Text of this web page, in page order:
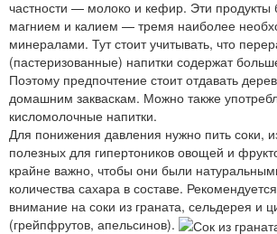
частности — молоко и кефир. Эти продукты
магнием и калием — тремя наиболее
минералами. Тут стоит учитывать, что
(пастеризованные) напитки содержат
Поэтому предпочтение стоит отдавать
домашним закваскам. Можно также
кисломолочные напитки.
Для понижения давления нужно пить соки,
полезных для гипертоников овощей и
крайне важно, чтобы они были
количества сахара в составе.
внимание на соки из граната, сельдерея и
(грейпфрутов, апельсинов).